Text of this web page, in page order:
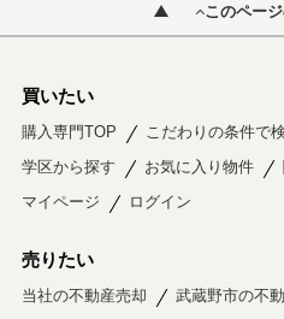
このペー
買いたい
購入専門TOP こだわりの条件で
学区から探す
お気に入り物件
マイページ
ログイン
売りたい
当社の不動産売却
武蔵野市の不